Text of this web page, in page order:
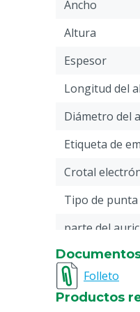
Ancho
Altura
Espesor
Longitud del
Diámetro del
Etiqueta de
Crotal
Tipo de punta
parte del
Piezas
Imprimir
Folleto
Productos